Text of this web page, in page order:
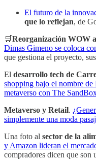
El futuro de la
que lo reflejan, de
🛒Reorganización WOW
Dimas Gimeno se coloca
que gestiona el proyecto,
El desarrollo tech de
shopping bajo el nombre de
metaverso con The
Metaverso y Retail.
simplemente una moda
Una foto al sector de la
y Amazon lideran el
compradores dicen que son